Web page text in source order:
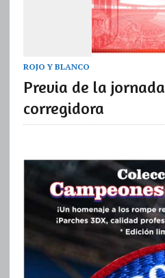
ROJO Y BLANCO
Previa de la
corregidora